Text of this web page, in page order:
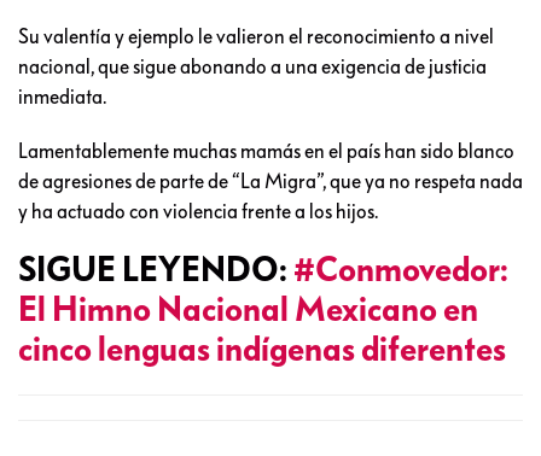
Su valentía y ejemplo le valieron el reconocimiento a nivel
nacional, que sigue abonando a una exigencia de justicia
inmediata.
Lamentablemente muchas mamás en el país han sido blanco
de agresiones de parte de “La Migra”, que ya no respeta nada
y ha actuado con violencia frente a los hijos.
SIGUE LEYENDO: #Conmovedor:
El Himno Nacional Mexicano en
cinco lenguas indígenas diferentes